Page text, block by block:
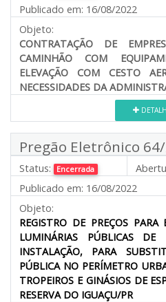
Publicado em: 16/08/2022
Objeto:
CONTRATAÇÃO DE
CAMINHÃO COM
ELEVAÇÃO COM CESTO
NECESSIDADES DA
Pregão Eletrônico
Status: Encerrada
Publicado em: 16/08/2022
Objeto:
REGISTRO DE PREÇOS
LUMINÁRIAS PÚBLICAS
INSTALAÇÃO, PARA
PÚBLICA NO PERÍMETRO
TROPEIROS E GINÁSIOS DE
RESERVA DO IGUAÇU/PR